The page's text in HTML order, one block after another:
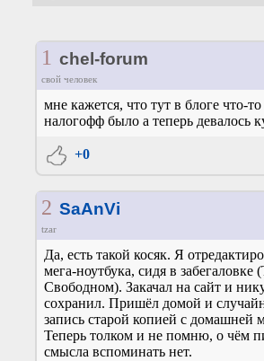
1 chel-forum
свой человек
мне кажется, что тут в блоге что-
налогофф было а теперь девалось
+0
2 SaAnVi
tzar
Да, есть такой косяк. Я
мега-ноутбука, сидя в забегаловке
Свободном). Закачал на сайт и
сохранил. Пришёл домой и
запись старой копией с домашней
Теперь толком и не помню, о чём
смысла вспоминать нет.